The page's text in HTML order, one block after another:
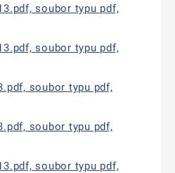
soubor typu pdf,
soubor typu pdf,
soubor typu pdf,
soubor typu pdf,
soubor typu pdf,